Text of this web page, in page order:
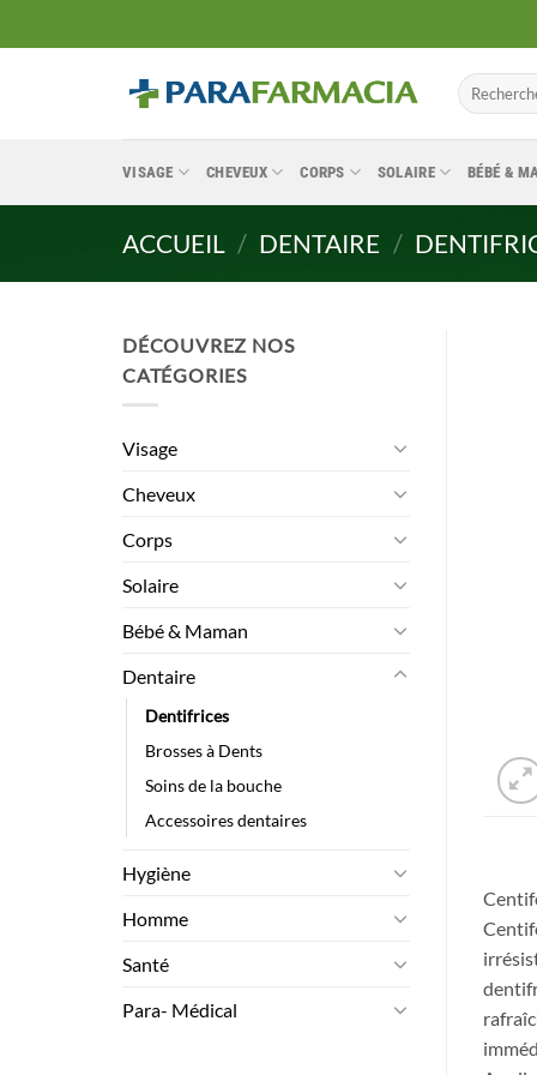
au
Recherche
pour :
VISAGE CHEVEUX CORPS SOLAIRE BÉBÉ &
ACCUEIL / DENTAIRE /
DÉCOUVREZ NOS
CATÉGORIES
Visage
Cheveux
Corps
Solaire
Bébé & Maman
Dentaire
Dentifrices
Brosses à Dents
Soins de la bouche
Accessoires dentaires
Hygiène
Homme
Santé
Para- Médical